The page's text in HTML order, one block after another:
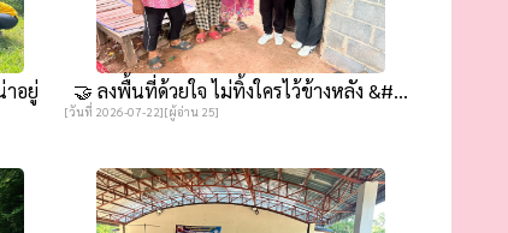
าอยู่
🤝 ลงพื้นที่ด้วยใจ ไม่ทิ้งใครไว้ข้างหลัง &#...
[วันที่ 2026-07-22][ผู้อ่าน 25]